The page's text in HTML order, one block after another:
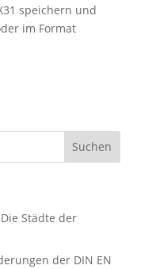
speichern und
im Format
Städte der
der DIN EN